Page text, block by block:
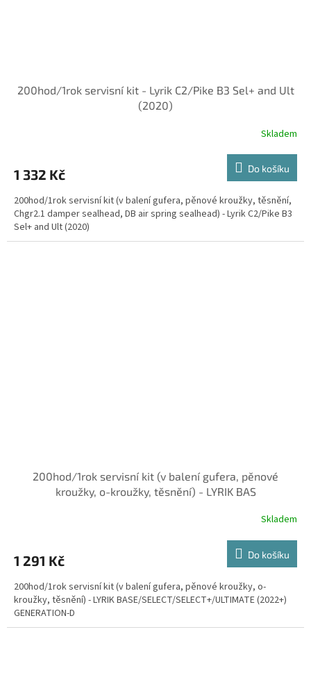
200hod/1rok servisní kit - Lyrik C2/Pike B3 Sel+ and Ult
(2020)
Skladem
1 332 Kč Do košíku
200hod/1rok servisní kit (v balení gufera, pěnové kroužky, těsnění,
Chgr2.1 damper sealhead, DB air spring sealhead) - Lyrik C2/Pike B3
Sel+ and Ult (2020)
200hod/1rok servisní kit (v balení gufera, pěnové
kroužky, o-kroužky, těsnění) - LYRIK BAS
Skladem
1 291 Kč Do košíku
200hod/1rok servisní kit (v balení gufera, pěnové kroužky, o-
kroužky, těsnění) - LYRIK BASE/SELECT/SELECT+/ULTIMATE (2022+)
GENERATION-D